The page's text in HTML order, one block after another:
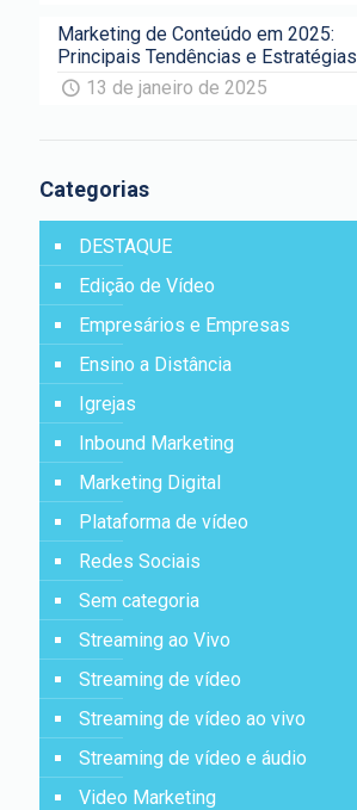
Marketing de Conteúdo em 2025:
Principais Tendências e Estratégias
13 de janeiro de 2025
Categorias
DESTAQUE
Edição de Vídeo
Empresários e Empresas
Ensino a Distância
Igrejas
Inbound Marketing
Marketing Digital
Plataforma de vídeo
Redes Sociais
Sem categoria
Streaming ao Vivo
Streaming de vídeo
Streaming de vídeo ao vivo
Streaming de vídeo e áudio
Video Marketing